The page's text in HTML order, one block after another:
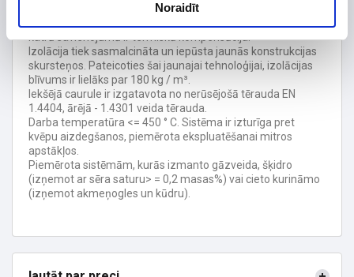
Noraidīt
Pateicoties mazākam ārējam diametram skursteņi
izskatās estētiski pievilcīgāki, vieglāka elementu montāža,
katrā savienojumā ir termiskā kompensācija.
Izolācija tiek sasmalcināta un iepūsta jaunās konstrukcijas
skursteņos. Pateicoties šai jaunajai tehnoloģijai, izolācijas
blīvums ir lielāks par 180 kg / m³.
Iekšējā caurule ir izgatavota no nerūsējošā tērauda EN
1.4404, ārējā - 1.4301 veida tērauda.
Darba temperatūra <= 450 ° C. Sistēma ir izturīga pret
kvēpu aizdegšanos, piemērota ekspluatēšanai mitros
apstākļos.
Piemērota sistēmām, kurās izmanto gāzveida, šķidro
(izņemot ar sēra saturu> = 0,2 masas%) vai cieto kurināmo
(izņemot akmeņogles un kūdru).